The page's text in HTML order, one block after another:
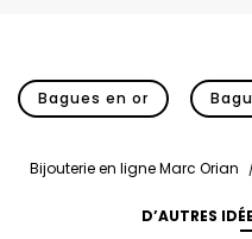
Bagues en or
Bijouterie en ligne Marc Orian
D’AUTRES